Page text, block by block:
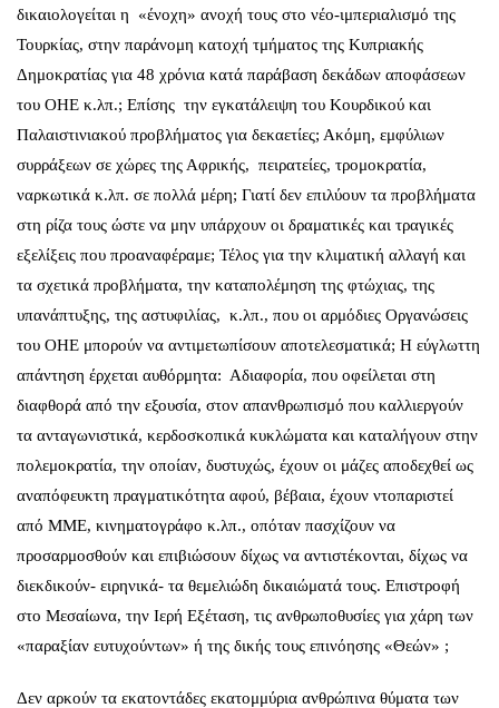
δικαιολογείται η «ένοχη» ανοχή τους στο νέο-ιμπεριαλισμό της
Τουρκίας, στην παράνομη κατοχή τμήματος της Κυπριακής
Δημοκρατίας για 48 χρόνια κατά παράβαση δεκάδων αποφάσεων
του ΟΗΕ κ.λπ.; Επίσης την εγκατάλειψη του Κουρδικού και
Παλαιστινιακού προβλήματος για δεκαετίες; Ακόμη, εμφύλιων
συρράξεων σε χώρες της Αφρικής, πειρατείες, τρομοκρατία,
ναρκωτικά κ.λπ. σε πολλά μέρη; Γιατί δεν επιλύουν τα προβλήματα
στη ρίζα τους ώστε να μην υπάρχουν οι δραματικές και τραγικές
εξελίξεις που προαναφέραμε; Τέλος για την κλιματική αλλαγή και
τα σχετικά προβλήματα, την καταπολέμηση της φτώχιας, της
υπανάπτυξης, της αστυφιλίας, κ.λπ., που οι αρμόδιες Οργανώσεις
του ΟΗΕ μπορούν να αντιμετωπίσουν αποτελεσματικά; Η εύγλωττη
απάντηση έρχεται αυθόρμητα: Αδιαφορία, που οφείλεται στη
διαφθορά από την εξουσία, στον απανθρωπισμό που καλλιεργούν
τα ανταγωνιστικά, κερδοσκοπικά κυκλώματα και καταλήγουν στην
πολεμοκρατία, την οποίαν, δυστυχώς, έχουν οι μάζες αποδεχθεί ως
αναπόφευκτη πραγματικότητα αφού, βέβαια, έχουν ντοπαριστεί
από ΜΜΕ, κινηματογράφο κ.λπ., οπόταν πασχίζουν να
προσαρμοσθούν και επιβιώσουν δίχως να αντιστέκονται, δίχως να
διεκδικούν- ειρηνικά- τα θεμελιώδη δικαιώματά τους. Επιστροφή
στο Μεσαίωνα, την Ιερή Εξέταση, τις ανθρωποθυσίες για χάρη των
«παραξίαν ευτυχούντων» ή της δικής τους επινόησης «Θεών» ;
Δεν αρκούν τα εκατοντάδες εκατομμύρια ανθρώπινα θύματα των